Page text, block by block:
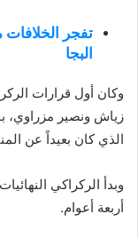
تفجر
البجا
وكان أول قرارات
زياش ونصير مزراوي،
الذي كان بعيداً عن
وبدأ الركراكي
أربعة أعوام.